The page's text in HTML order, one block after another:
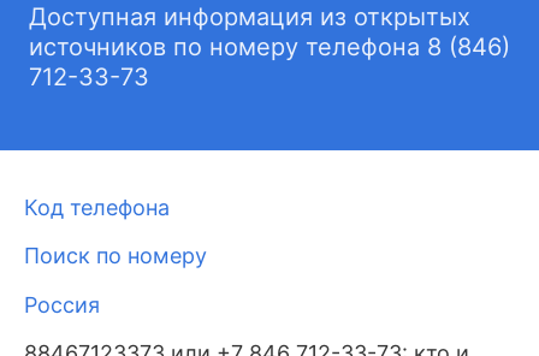
Доступная информация из открытых
источников по номеру телефона 8 (846)
712-33-73
Код телефона
Поиск по номеру
Россия